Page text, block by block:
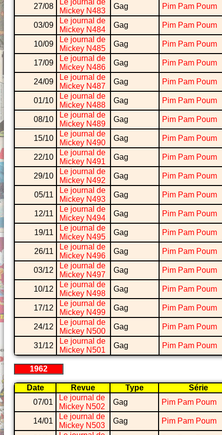
27/08
Le journal de
Mickey N483
Gag Pim Pam Poum
03/09
Le journal de
Mickey N484
Gag Pim Pam Poum
10/09
Le journal de
Mickey N485
Gag Pim Pam Poum
17/09
Le journal de
Mickey N486
Gag Pim Pam Poum
24/09
Le journal de
Mickey N487
Gag Pim Pam Poum
01/10
Le journal de
Mickey N488
Gag Pim Pam Poum
08/10
Le journal de
Mickey N489
Gag Pim Pam Poum
15/10
Le journal de
Mickey N490
Gag Pim Pam Poum
22/10
Le journal de
Mickey N491
Gag Pim Pam Poum
29/10
Le journal de
Mickey N492
Gag Pim Pam Poum
05/11
Le journal de
Mickey N493
Gag Pim Pam Poum
12/11
Le journal de
Mickey N494
Gag Pim Pam Poum
19/11
Le journal de
Mickey N495
Gag Pim Pam Poum
26/11
Le journal de
Mickey N496
Gag Pim Pam Poum
03/12
Le journal de
Mickey N497
Gag Pim Pam Poum
10/12
Le journal de
Mickey N498
Gag Pim Pam Poum
17/12
Le journal de
Mickey N499
Gag Pim Pam Poum
24/12
Le journal de
Mickey N500
Gag Pim Pam Poum
31/12
Le journal de
Mickey N501
Gag Pim Pam Poum
1962
Date Revue Type
Série
07/01
Le journal de
Mickey N502
Gag Pim Pam Poum
14/01
Le journal de
Mickey N503
Gag Pim Pam Poum